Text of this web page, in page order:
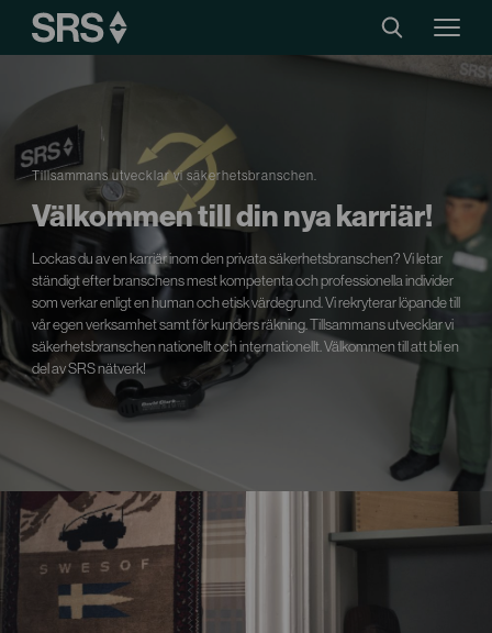
Tillsammans utvecklar vi säkerhetsbranschen.
Välkommen till din nya karriär!
Lockas du av en karriär inom den privata säkerhetsbranschen? Vi letar
ständigt efter branschens mest kompetenta och professionella individer
som verkar enligt en human och etisk värdegrund. Vi rekryterar löpande till
vår egen verksamhet samt för kunders räkning. Tillsammans utvecklar vi
säkerhetsbranschen nationellt och internationellt. Välkommen till att bli en
del av SRS nätverk!